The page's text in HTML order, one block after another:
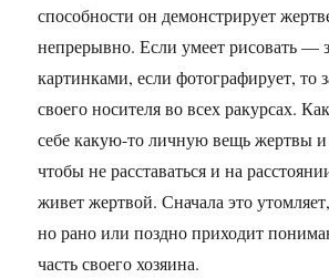
способности он демонстрирует
непрерывно. Если умеет рисовать —
картинками, если фотографирует, то
своего носителя во всех ракурсах.
себе какую-то личную вещь жертвы
чтобы не расставаться и на
живет жертвой. Сначала это
но рано или поздно приходит
часть своего хозяина.